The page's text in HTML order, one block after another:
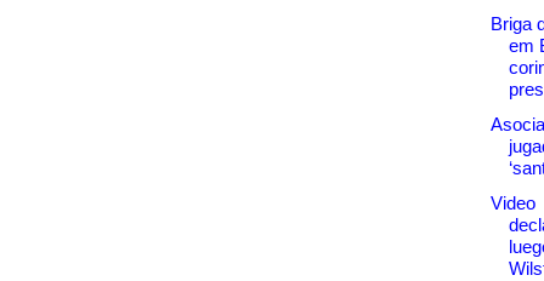
Briga
em
Video